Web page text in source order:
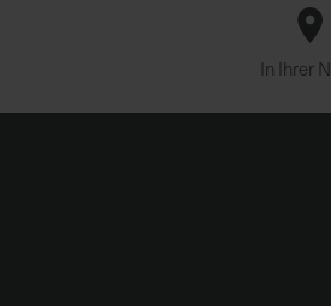
In Ihrer